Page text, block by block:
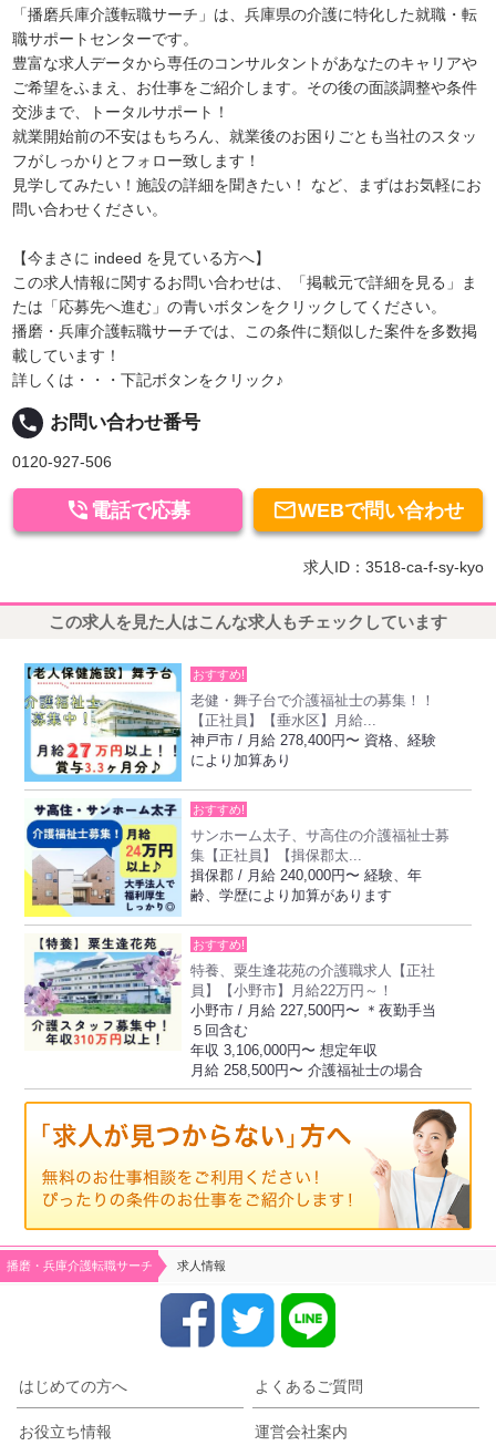
「播磨兵庫介護転職サーチ」は、兵庫県の介護に特化した就職・転
職サポートセンターです。
豊富な求人データから専任のコンサルタントがあなたのキャリアや
ご希望をふまえ、お仕事をご紹介します。その後の面談調整や条件
交渉まで、トータルサポート！
就業開始前の不安はもちろん、就業後のお困りごとも当社のスタッ
フがしっかりとフォロー致します！
見学してみたい！施設の詳細を聞きたい！ など、まずはお気軽にお
問い合わせください。
【今まさに indeed を見ている方へ】
この求人情報に関するお問い合わせは、「掲載元で詳細を見る」ま
たは「応募先へ進む」の青いボタンをクリックしてください。
播磨・兵庫介護転職サーチでは、この条件に類似した案件を多数掲
載しています！
詳しくは・・・下記ボタンをクリック♪
local_phone お問い合わせ番号
0120-927-506
WEBで問い合わせ
 電話で応募
求人ID：3518-ca-f-sy-kyo
この求人を見た人はこんな求人もチェックしています
おすすめ!
老健・舞子台で介護福祉士の募集！！
【正社員】【垂水区】月給...
神戸市 / 月給 278,400円〜 資格、経験
により加算あり
おすすめ!
サンホーム太子、サ高住の介護福祉士募
集【正社員】【揖保郡太...
揖保郡 / 月給 240,000円〜 経験、年
齢、学歴により加算があります
おすすめ!
特養、粟生逢花苑の介護職求人【正社
員】【小野市】月給22万円～！
小野市 / 月給 227,500円〜 ＊夜勤手当
５回含む
年収 3,106,000円〜 想定年収
月給 258,500円〜 介護福祉士の場合
播磨・兵庫介護転職サーチ 求人情報
はじめての方へ よくあるご質問
お役立ち情報 運営会社案内